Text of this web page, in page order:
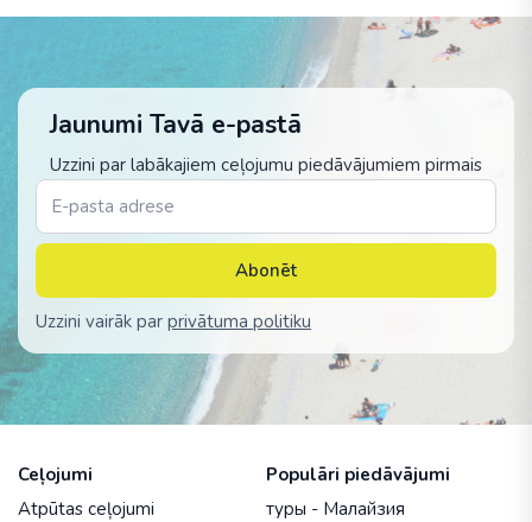
Jaunumi Tavā e-pastā
Uzzini par labākajiem ceļojumu piedāvājumiem pirmais
Abonēt
Uzzini vairāk par privātuma politiku
Ceļojumi
Atpūtas ceļojumi
Populāri piedāvājumi
туры - Малайзия